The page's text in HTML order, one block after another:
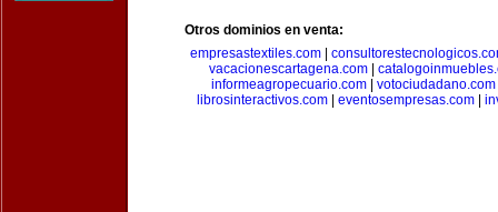
Otros dominios en venta:
empresastextiles.com|
vacacionescartagena.com
informeagropecuario.com| votociudadano.com
librosinteractivos.com| eventosempresas.com|